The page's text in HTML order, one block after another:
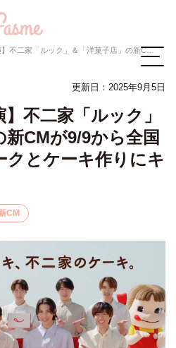
」＆「洋菓子店」の新CMが9/9から全国放映♡仲良しトークとケーキ作りにキュン！
更新日：2025年9月5日
不二家「ルック」
新CMが9/9から全国
とケーキ作りにキ
CM